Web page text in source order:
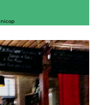
nicop